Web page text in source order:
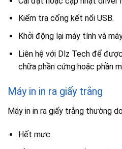
Kiểm tra cổng kết nối USB.
Khởi động lại máy tính và
Liên hệ với Dlz Tech để
chữa phần cứng hoặc phần
Máy in in ra giấy trắng
Máy in in ra giấy trắng thường
Hết mực.